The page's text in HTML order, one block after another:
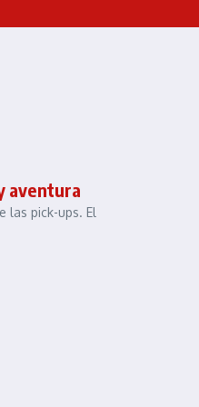
aventura
las pick-ups. El